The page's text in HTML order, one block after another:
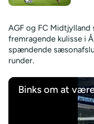
AGF og FC
fremragende kulisse i
spændende
runder.